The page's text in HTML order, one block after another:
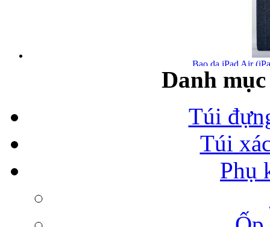
Bao da iPad Air
Bao da iPad Air
Danh
Túi
Túi
Phụ